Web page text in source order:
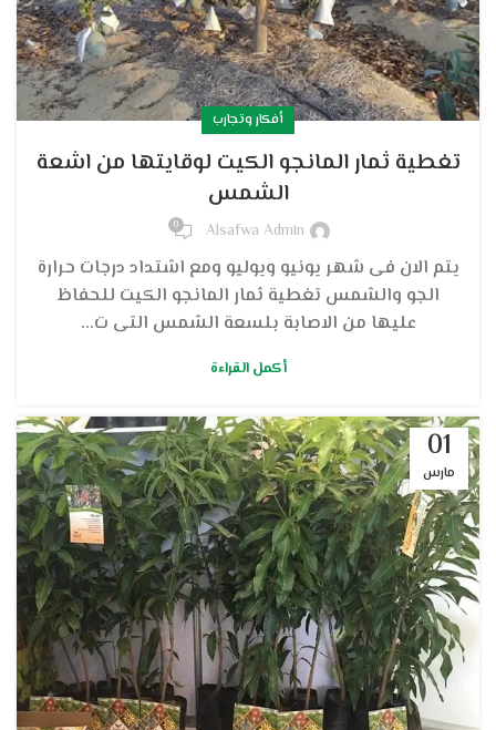
أفكار وتجارب
تغطية ثمار المانجو الكيت لوقايتها من اشعة
الشمس
Alsafwa Admin
0
يتم الان فى شهر يونيو ويوليو ومع اشتداد درجات حرارة
الجو والشمس تغطية ثمار المانجو الكيت للحفاظ
عليها من الاصابة بلسعة الشمس التى ت...
أكمل القراءة
01
مارس